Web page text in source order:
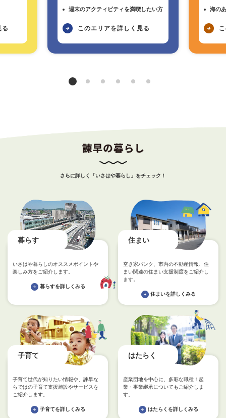
る
週末のアクティビティを満喫したい方
このエリアを詳しく見る
海の
さらに詳しく「いさはや暮らし」をチェック！
暮らす
いさはや暮らしのオススメポイントや
楽しみ方をご紹介します。
暮らすを詳しくみる
住まい
空き家バンク、市内の不動産情報、住
まい関連の住まい支援制度をご紹介し
ます。
住まいを詳しくみる
子育て
子育て世代が知りたい情報や、諫早な
らではの子育て支援施設やサービスを
ご紹介します。
子育てを詳しくみる
はたらく
産業団地を中心に、多彩な職種！起
業・事業継承についてもご紹介しま
す。
はたらくを詳しくみる